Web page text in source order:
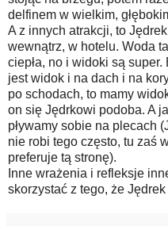
delfinem w wielkim,
A z innych atrakcji, to
wewnątrz, w hotelu. Woda
ciepła, no i widoki są
jest widok i na dach i na
po schodach, to mamy
on się Jędrkowi podoba. A
pływamy sobie na plecach
nie robi tego często, tu zaś
preferuje tą stronę).
Inne wrażenia i refleksje
skorzystać z tego, że